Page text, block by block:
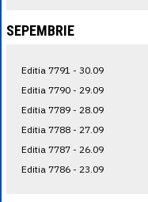
SEPEMBRIE
Editia 7791 - 30.09
Editia 7790 - 29.09
Editia 7789 - 28.09
Editia 7788 - 27.09
Editia 7787 - 26.09
Editia 7786 - 23.09